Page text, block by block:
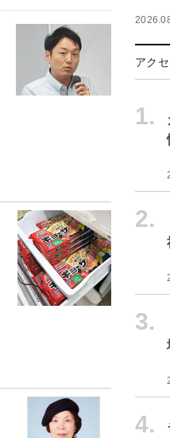
アク
1.
2.
3.
4.